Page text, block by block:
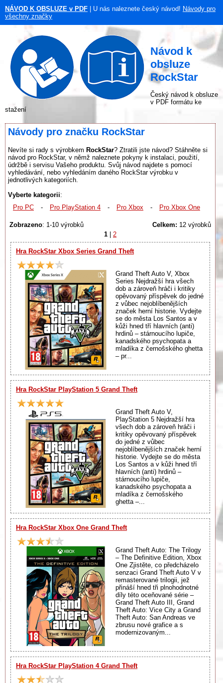
NÁVOD K OBSLUZE v PDF | U nás naleznete český návod! Návody pro
všechny značky
Návod k
obsluze
RockStar
Český návod k obsluze
v PDF formátu ke
stažení
Návody pro značku RockStar
Nevíte si rady s výrobkem RockStar? Ztratili jste návod? Stáhněte si
návod pro RockStar, v němž naleznete pokyny k instalaci, použití,
údržbě i servisu Vašeho produktu. Svůj návod najdete s pomocí
vyhledávání, nebo vyhledáním daného RockStar výrobku v
jednotlivých kategoriích.
Vyberte kategorii:
Pro PC
- Pro PlayStation 4 - Pro Xbox - Pro Xbox One
Zobrazeno: 1-10 výrobků Celkem: 12 výrobků
1 | 2
Hra RockStar Xbox Series Grand Theft
Grand Theft Auto V, Xbox
Series Nejdražší hra všech
dob a zároveň hráči i kritiky
opěvovaný příspěvek do jedné
z vůbec nejoblíbenějších
značek herní historie. Vydejte
se do města Los Santos a v
kůži hned tří hlavních (anti)
hrdinů – stárnoucího lupiče,
kanadského psychopata a
mladíka z černošského ghetta
– pr...
Hra RockStar PlayStation 5 Grand Theft
Grand Theft Auto V,
PlayStation 5 Nejdražší hra
všech dob a zároveň hráči i
kritiky opěvovaný příspěvek
do jedné z vůbec
nejoblíbenějších značek herní
historie. Vydejte se do města
Los Santos a v kůži hned tří
hlavních (anti) hrdinů –
stárnoucího lupiče,
kanadského psychopata a
mladíka z černošského
ghetta –...
Hra RockStar Xbox One Grand Theft
Grand Theft Auto: The Trilogy
– The Definitive Edition, Xbox
One Zjistěte, co předcházelo
senzaci Grand Theft Auto V v
remasterované trilogii, jež
přináší hned tři plnohodnotné
díly této oceňované série –
Grand Theft Auto III, Grand
Theft Auto: Vice City a Grand
Theft Auto: San Andreas ve
zbrusu nové grafice a s
modernizovaným...
Hra RockStar PlayStation 4 Grand Theft